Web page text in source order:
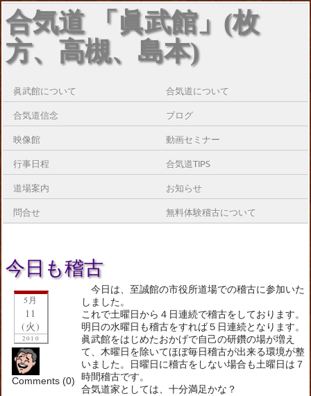
合気道 「眞武館」(枚
方、高槻、島本)
眞武館について 合気道について
合気道信念 ブログ
映像館 動画セミナー
行事日程 合気道TIPS
道場案内 お知らせ
問合せ 無料体験稽古について
今日も稽古
5月
11
(火)
2010
Comments (0)
今日は、至誠館の市役所道場での稽古に参加いた
しました。
これで土曜日から４日連続で稽古をしております。
明日の水曜日も稽古をすれば５日連続となります。
眞武館をはじめたおかげで自己の研鑽の場が増え
て、木曜日を除いてほぼ毎日稽古が出来る環境が整
いました。日曜日に稽古をしない場合も土曜日は７
時間稽古です。
合気道家としては、十分満足かな？